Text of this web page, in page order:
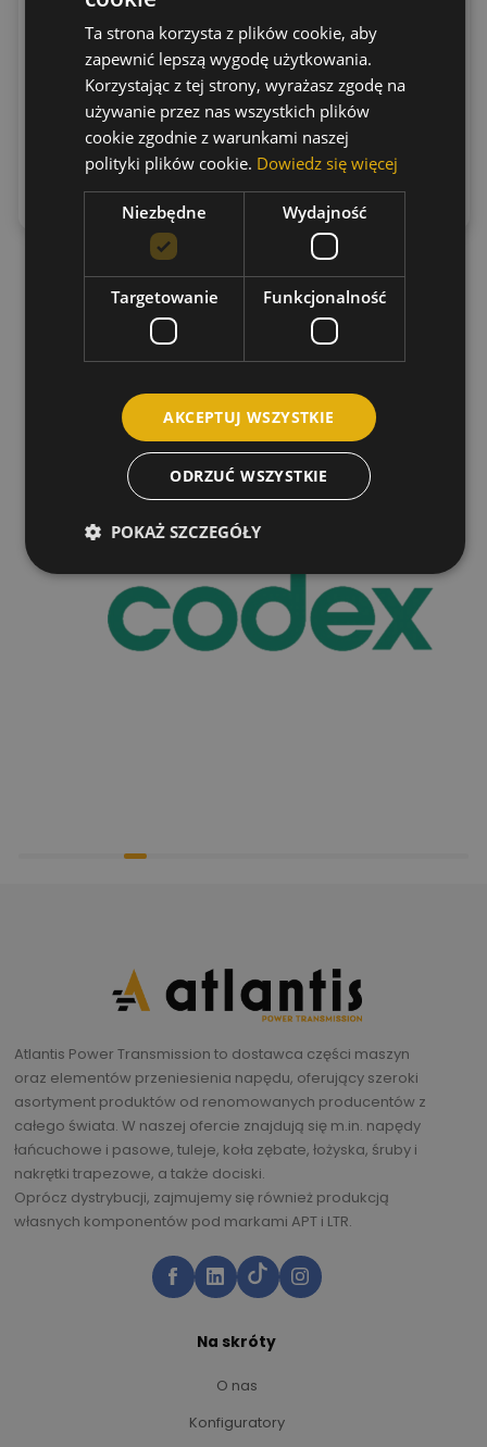
(1.1141)
zł (netto)
12.92zł (brutto)
Dodaj do
koszyka
81.78zł (netto)
100.59zł
Dowiedz
się więcej
Atlantis Power Transmission to dostawca części maszyn
oraz elementów przeniesienia napędu, oferujący szeroki
asortyment produktów od renomowanych producentów z
całego świata. W naszej ofercie znajdują się m.in. napędy
łańcuchowe i pasowe, tuleje, koła zębate, łożyska, śruby i
nakrętki trapezowe, a także dociski.
Oprócz dystrybucji, zajmujemy się również produkcją
własnych komponentów pod markami APT i LTR.
Na skróty
O nas
Konfiguratory
Ta strona korzysta z plików cookie, aby
zapewnić lepszą wygodę użytkowania.
Korzystając z tej strony, wyrażasz zgodę na
używanie przez nas wszystkich plików
cookie zgodnie z warunkami naszej
polityki plików cookie. Dowiedz się więcej
Niezbędne Wydajność
Targetowanie Funkcjonalność
AKCEPTUJ WSZYSTKIE
ODRZUĆ WSZYSTKIE
POKAŻ SZCZEGÓŁY